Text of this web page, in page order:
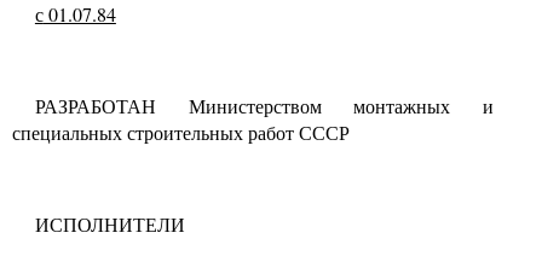
с01.07.84
РАЗРАБОТАН Министерством монтажных и
специальных строительных работ СССР
ИСПОЛНИТЕЛИ